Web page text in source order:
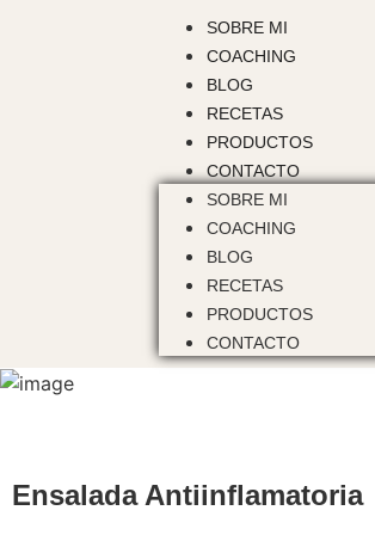
SOBRE MI
COACHING
BLOG
RECETAS
PRODUCTOS
CONTACTO
SOBRE MI
COACHING
BLOG
RECETAS
PRODUCTOS
CONTACTO
Ensalada Antiinflamatoria